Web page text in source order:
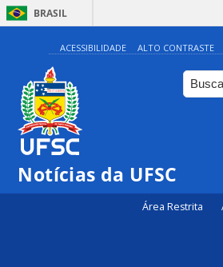
BRASIL
ACESSIBILIDADE ALTO CONTRASTE
Notícias da UFSC
Área Restrita